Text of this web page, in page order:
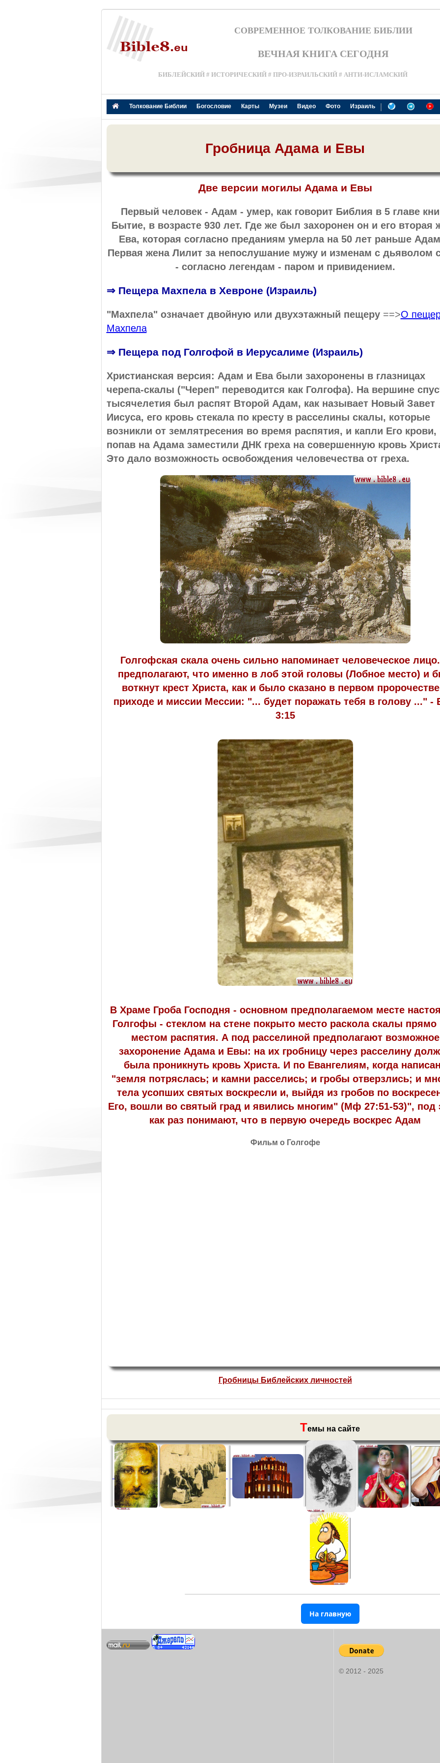
СОВРЕМЕННОЕ ТОЛКОВАНИЕ БИБЛИИ
ВЕЧНАЯ КНИГА СЕГОДНЯ
БИБЛЕЙСКИЙ # ИСТОРИЧЕСКИЙ # ПРО-ИЗРАИЛЬСКИЙ # АНТИ-ИСЛАМСКИЙ
Толкование Библии Богословие Карты Музеи Видео Фото Израиль |
Гробница Адама и Евы
Две версии могилы Адама и Евы
Первый человек - Адам - умер, как говорит Библия в 5 главе
Бытие, в возрасте 930 лет. Где же был захоронен он и его вторая
Ева, которая согласно преданиям умерла на 50 лет раньше
Первая жена Лилит за непослушание мужу и изменам с дьяволом
- согласно легендам - паром и привидением.
⇒ Пещера Махпела в Хевроне (Израиль)
"Махпела" означает двойную или двухэтажный пещеру==>О
Махпела
⇒ Пещера под Голгофой в Иерусалиме (Израиль)
Христианская версия: Адам и Ева были захоронены в глазницах
черепа-скалы ("Череп" переводится как Голгофа). На вершине
тысячелетия был распят Второй Адам, как называет Новый Завет
Иисуса, его кровь стекала по кресту в расселины скалы, которые
возникли от землятресения во время распятия, и капли Его крови,
попав на Адама заместили ДНК греха на совершенную кровь
Это дало возможность освобождения человечества от греха.
Голгофская скала очень сильно напоминает человеческое
предполагают, что именно в лоб этой головы (Лобное место) и
воткнут крест Христа, как и было сказано в первом
приходе и миссии Мессии: "... будет поражать тебя в голову ..." -
3:15
В Храме Гроба Господня - основном предполагаемом месте
Голгофы - стеклом на стене покрыто место раскола скалы прямо
местом распятия. А под расселиной предполагают возможное
захоронение Адама и Евы: на их гробницу через расселину
была проникнуть кровь Христа. И по Евангелиям, когда
"земля потряслась; и камни расселись; и гробы отверзлись; и
тела усопших святых воскресли и, выйдя из гробов по
Его, вошли во святый град и явились многим" (Мф 27:51-53)", под
как раз понимают, что в первую очередь воскрес Адам
Фильм о Голгофе
Гробницы Библейских личностей
Темы на сайте
На главную
© 2012 - 2025